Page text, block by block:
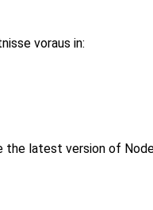
voraus in:
the latest version of